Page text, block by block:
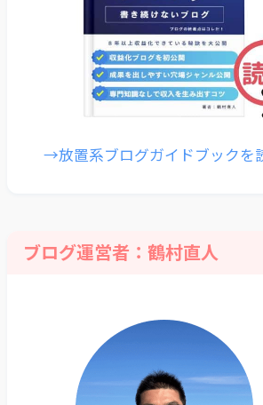
→放置系ブログガイドブックを
ブログ運営者：鶴村直人